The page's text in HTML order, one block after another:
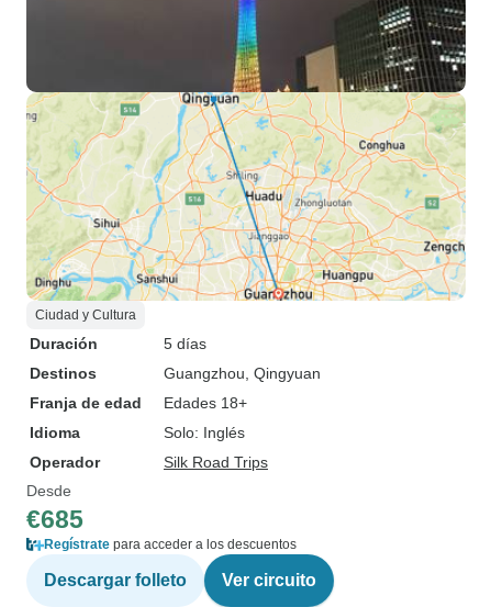
Ciudad y Cultura
Duración
5 días
Destinos
Guangzhou , Qingyuan
Franja de edad
Edades 18+
Idioma
Solo: Inglés
Operador
Silk Road Trips
Desde
€685
Regístrate para acceder a los descuentos
Descargar folleto Ver circuito